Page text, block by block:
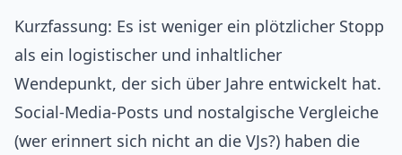
Kurzfassung: Es ist weniger ein plötzlicher Stopp
als ein logistischer und inhaltlicher
Wendepunkt, der sich über Jahre entwickelt hat.
Social-Media-Posts und nostalgische Vergleiche
(wer erinnert sich nicht an die VJs?) haben die